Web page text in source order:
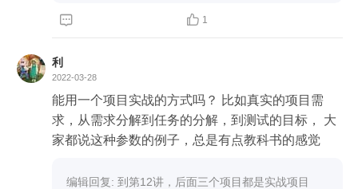
  1
利
2022-03-28
能用一个项目实战的方式吗？ 比如真实的项目需
求，从需求分解到任务的分解，到测试的目标， 大
家都说这种参数的例子，总是有点教科书的感觉
编辑回复: 到第12讲，后面三个项目都是实战项目